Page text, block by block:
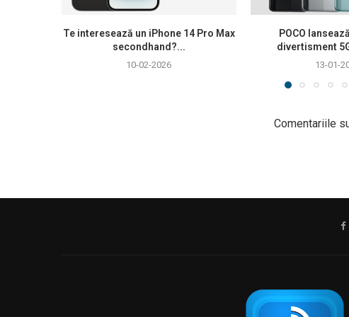
Te interesează un iPhone 14 Pro Max
secondhand?...
10-02-2026
POCO
divertisment
13-01-
Comentariile